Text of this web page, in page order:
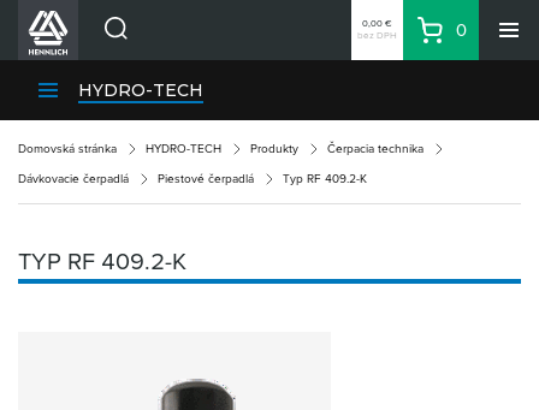
Divízie HENNLICH
Kariéra
Kontakty
Nákupný zoznam
0,00 €
bez DPH
Košík
0
HYDRO-TECH
Domovská stránka HYDRO-TECH Produkty Čerpacia technika
Dávkovacie čerpadlá Piestové čerpadlá Typ RF 409.2-K
TYP RF 409.2-K